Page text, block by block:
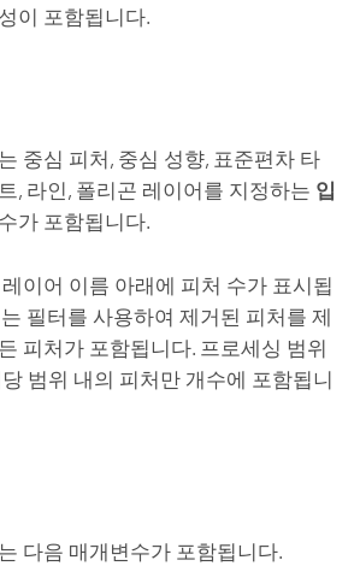
이 포함됩니다.
중심 피처, 중심 성향, 표준편차 타
, 라인, 폴리곤 레이어를 지정하는 입
가 포함됩니다.
이어 이름 아래에 피처 수가 표시됩
필터를 사용하여 제거된 피처를 제
피처가 포함됩니다. 프로세싱 범위
범위 내의 피처만 개수에 포함됩니
다음 매개변수가 포함됩니다.